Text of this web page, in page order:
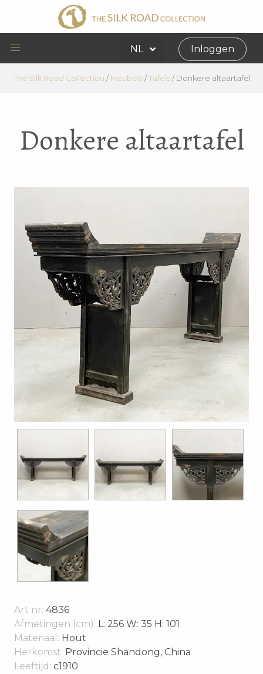
NL Inloggen
The Silk Road Collection / Meubels/ Tafels/ Donkere altaartafel
Donkere altaartafel
Art nr: 4836
Afmetingen (cm): L: 256 W: 35 H: 101
Materiaal: Hout
Herkomst: Provincie Shandong, China
Leeftijd: c1910